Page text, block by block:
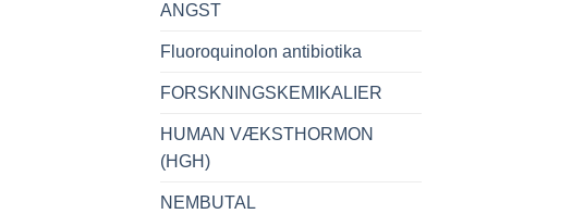
ANGST
Fluoroquinolon antibiotika
FORSKNINGSKEMIKALIER
HUMAN VÆKSTHORMON
(HGH)
NEMBUTAL